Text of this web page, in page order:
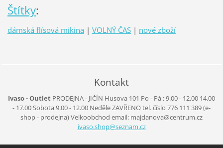
Štítky:
dámská flísová mikina | VOLNÝ ČAS | nové zboží
Kontakt
Ivaso - Outlet PRODEJNA - JIČÍN Husova 101 Po - Pá :9.00 - 12.00 14.00
- 17.00Sobota 9.00 - 12.00 NeděleZAVŘENOtel. číslo 776 111 389(e-
shop - prodejna)Velkoobchod email: majdanova@centrum.cz
ivaso.shop@seznam.cz